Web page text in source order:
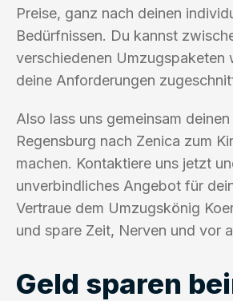
Preise, ganz nach deinen
Bedürfnissen. Du kannst
verschiedenen Umzugspaketen
deine Anforderungen
Also lass uns gemeinsam
Regensburg nach Zenica zum
machen. Kontaktiere uns jetzt
unverbindliches Angebot für
Vertraue dem Umzugskönig
und spare Zeit, Nerven und vor
Geld sparen